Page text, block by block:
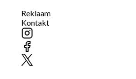
Reklaam
Kontakt